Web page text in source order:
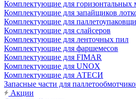
Комплектующие для горизонтальных
Комплектующие для запайщиков
Комплектующие для
Комплектующие для слайсеров
Комплектующие для ленточных пил
Комплектующие для фаршемесов
Комплектующие для FIMAR
Комплектующие для UNOX
Комплектующие для АТЕСИ
Запасные части для
Акции